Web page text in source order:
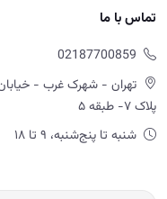
تماس با ما
02187700859
تهران - شهرک غرب -
پلاک ۷- طبقه ۵
شنبه تا پنج‌شنبه، ۹ تا ۱۸